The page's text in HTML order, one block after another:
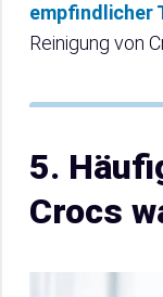
empfindlicher
Reinigung von
5.
Crocs